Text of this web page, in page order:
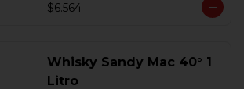
$6.564
Whisky Sandy Mac 40° 1
Litro